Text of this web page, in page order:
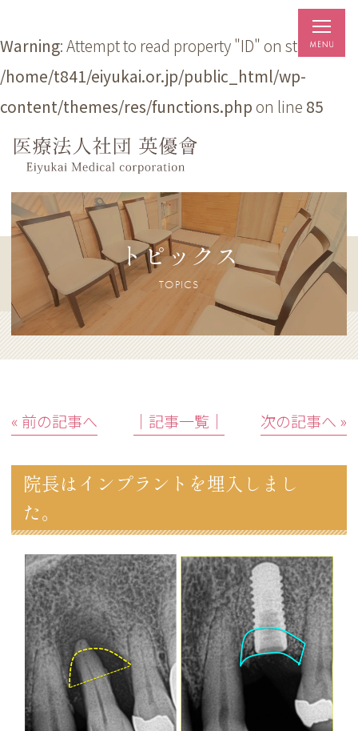
Warning: Attempt to read property "ID" on string in
/home/t841/eiyukai.or.jp/public_html/wp-
content/themes/res/functions.phpon line 85
トピックス
TOPICS
« 前の記事へ │記事一覧│ 次の記事へ »
院長はインプラントを埋入しまし
た。